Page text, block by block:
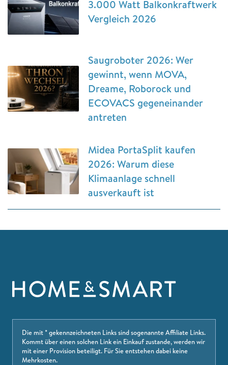
3.000 Watt Balkonkraftwerk
Vergleich 2026
Saugroboter 2026: Wer
gewinnt, wenn MOVA,
Dreame, Roborock und
ECOVACS gegeneinander
antreten
Midea PortaSplit kaufen
2026: Warum diese
Klimaanlage schnell
ausverkauft ist
Die mit * gekennzeichneten Links sind sogenannte Affiliate Links.
Kommt über einen solchen Link ein Einkauf zustande, werden wir
mit einer Provision beteiligt. Für Sie entstehen dabei keine
Mehrkosten.